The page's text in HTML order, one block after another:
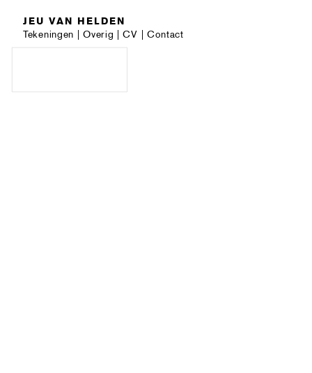
JEU VAN HELDEN
Tekeningen |Overig |CV | Contact